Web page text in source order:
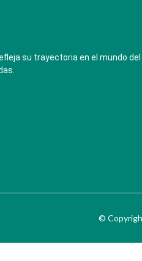
su trayectoria en el mundo del
©